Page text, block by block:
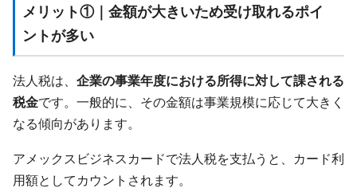
メリット①｜金額が大きいため受け取れるポイ
ントが多い
法人税は、 企業の事業年度における所得に対して課される
税金です。一般的に、その金額は事業規模に応じて大きく
なる傾向があります。
アメックスビジネスカードで法人税を支払うと、カード利
用額としてカウントされます。